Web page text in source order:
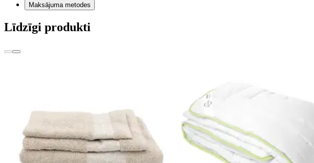
Maksājuma metodes
Līdzīgi produkti